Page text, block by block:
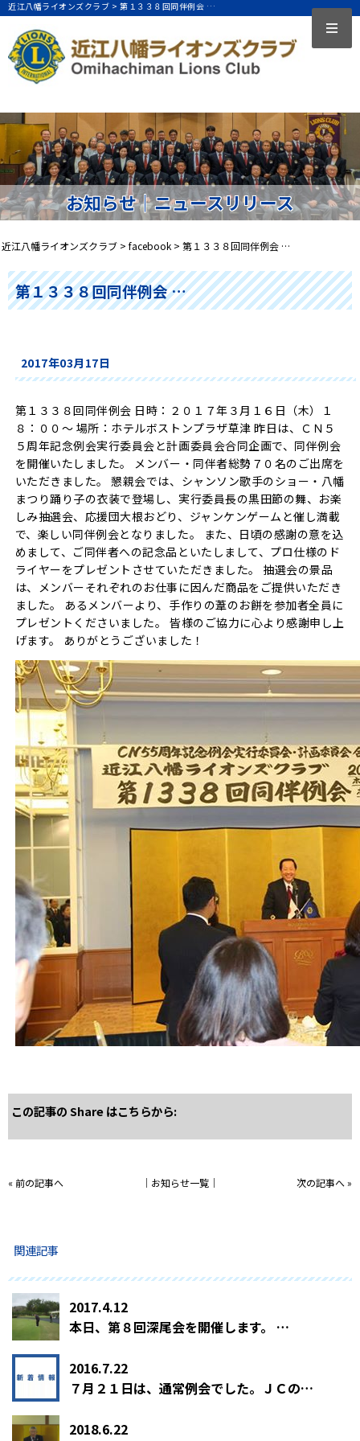
近江八幡ライオンズクラブ >第１３３８回同伴例会 …
お知らせ｜ニュースリリース
近江八幡ライオンズクラブ > facebook > 第１３３８回同伴例会 …
第１３３８回同伴例会 …
2017年03月17日
第１３３８回同伴例会 日時：２０１７年３月１６日（木）１
８：００～ 場所：ホテルボストンプラザ草津 昨日は、ＣＮ５
５周年記念例会実行委員会と計画委員会合同企画で、同伴例会
を開催いたしました。 メンバー・同伴者総勢７０名のご出席を
いただきました。 懇親会では、シャンソン歌手のショー・八幡
まつり踊り子の衣装で登場し、実行委員長の黒田節の舞、お楽
しみ抽選会、応援団大根おどり、ジャンケンゲームと催し満載
で、楽しい同伴例会となりました。 また、日頃の感謝の意を込
めまして、ご同伴者への記念品といたしまして、プロ仕様のド
ライヤーをプレゼントさせていただきました。 抽選会の景品
は、メンバーそれぞれのお仕事に因んだ商品をご提供いただき
ました。 あるメンバーより、手作りの葦のお餅を参加者全員に
プレゼントくださいました。 皆様のご協力に心より感謝申し上
げます。 ありがとうございました！
この記事の Share はこちらから:
« 前の記事へ │ お知らせ一覧│ 次の記事へ»
関連記事
2017.4.12
本日、第８回深尾会を開催します。 …
2016.7.22
７月２１日は、通常例会でした。ＪＣの…
2018.6.22